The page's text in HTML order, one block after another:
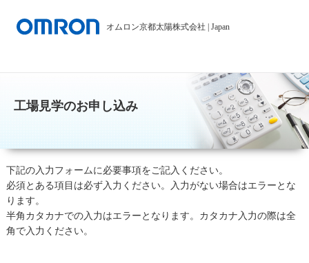
オムロン京都太陽株式会社 | Japan
工場見学のお申し込み
下記の入力フォームに必要事項をご記入ください。
必須とある項目は必ず入力ください。入力がない場合はエラーとな
ります。
半角カタカナでの入力はエラーとなります。カタカナ入力の際は全
角で入力ください。